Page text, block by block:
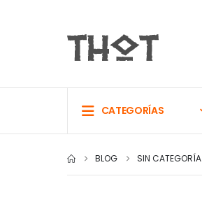
CATEGORÍAS
BLOG SIN CATEGORÍA